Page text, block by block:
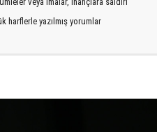
harflerle yazılmış yorumlar